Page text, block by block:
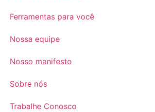
Ferramentas para você
Nossa equipe
Nosso manifesto
Sobre nós
Trabalhe Conosco